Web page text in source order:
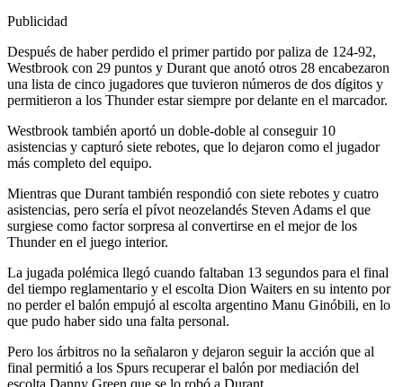
Publicidad
Después de haber perdido el primer partido por paliza de 124-92,
Westbrook con 29 puntos y Durant que anotó otros 28 encabezaron
una lista de cinco jugadores que tuvieron números de dos dígitos y
permitieron a los Thunder estar siempre por delante en el marcador.
Westbrook también aportó un doble-doble al conseguir 10
asistencias y capturó siete rebotes, que lo dejaron como el jugador
más completo del equipo.
Mientras que Durant también respondió con siete rebotes y cuatro
asistencias, pero sería el pívot neozelandés Steven Adams el que
surgiese como factor sorpresa al convertirse en el mejor de los
Thunder en el juego interior.
La jugada polémica llegó cuando faltaban 13 segundos para el final
del tiempo reglamentario y el escolta Dion Waiters en su intento por
no perder el balón empujó al escolta argentino Manu Ginóbili, en lo
que pudo haber sido una falta personal.
Pero los árbitros no la señalaron y dejaron seguir la acción que al
final permitió a los Spurs recuperar el balón por mediación del